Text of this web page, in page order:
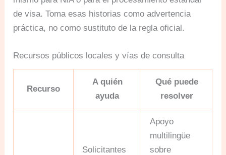
de visa. Toma esas historias como advertencia
práctica, no como sustituto de la regla oficial.
Recursos públicos locales y vías de consulta
Recurso
A quién
ayuda
Qué puede
resolver
Solicitantes
Apoyo
multilingüe
sobre